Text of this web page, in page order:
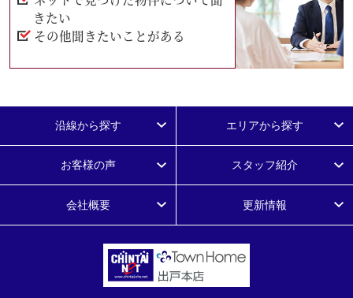
きたい
その他聞きたいことがある
沿線から探す エリアから探す
お客様の声 スタッフ紹介
会社概要 更新情報